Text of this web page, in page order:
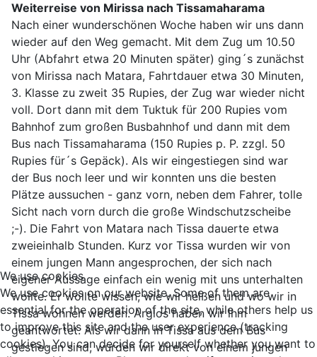
Weiterreise von Mirissa nach Tissamaharama
Nach einer wunderschönen Woche haben wir uns dann
wieder auf den Weg gemacht. Mit dem Zug um 10.50
Uhr (Abfahrt etwa 20 Minuten später) ging´s zunächst
von Mirissa nach Matara, Fahrtdauer etwa 30 Minuten,
3. Klasse zu zweit 35 Rupies, der Zug war wieder nicht
voll. Dort dann mit dem Tuktuk für 200 Rupies vom
Bahnhof zum großen Busbahnhof und dann mit dem
Bus nach Tissamaharama (150 Rupies p. P. zzgl. 50
Rupies für´s Gepäck). Als wir eingestiegen sind war
der Bus noch leer und wir konnten uns die besten
Plätze aussuchen - ganz vorn, neben dem Fahrer, tolle
Sicht nach vorn durch die große Windschutzscheibe
;-). Die Fahrt von Matara nach Tissa dauerte etwa
zweieinhalb Stunden. Kurz vor Tissa wurden wir von
einem jungen Mann angesprochen, der sich nach
eigener Aussage einfach ein wenig mit uns unterhalten
wollte. Er wollte wissen, wie wir heißen und wo wir in
Tissa wohnen werden. Arglos haben wir ihm
geantwortet. Als wir dann in Tissa aus dem Bus
gestiegen sind, wurden wir direkt von einem jungen
We use cookies
We use cookies on our website. Some of them are
essential for the operation of the site, while others help us
to improve this site and the user experience (tracking
cookies). You can decide for yourself whether you want to